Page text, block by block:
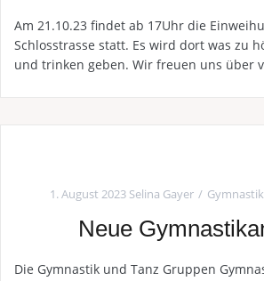
Am 21.10.23 findet ab 17Uhr die
Schlosstrasse statt. Es wird dort was zu
und trinken geben. Wir freuen uns über
1. August 2023 Selina Gayer
Neue
Die Gymnastik und Tanz Gruppen